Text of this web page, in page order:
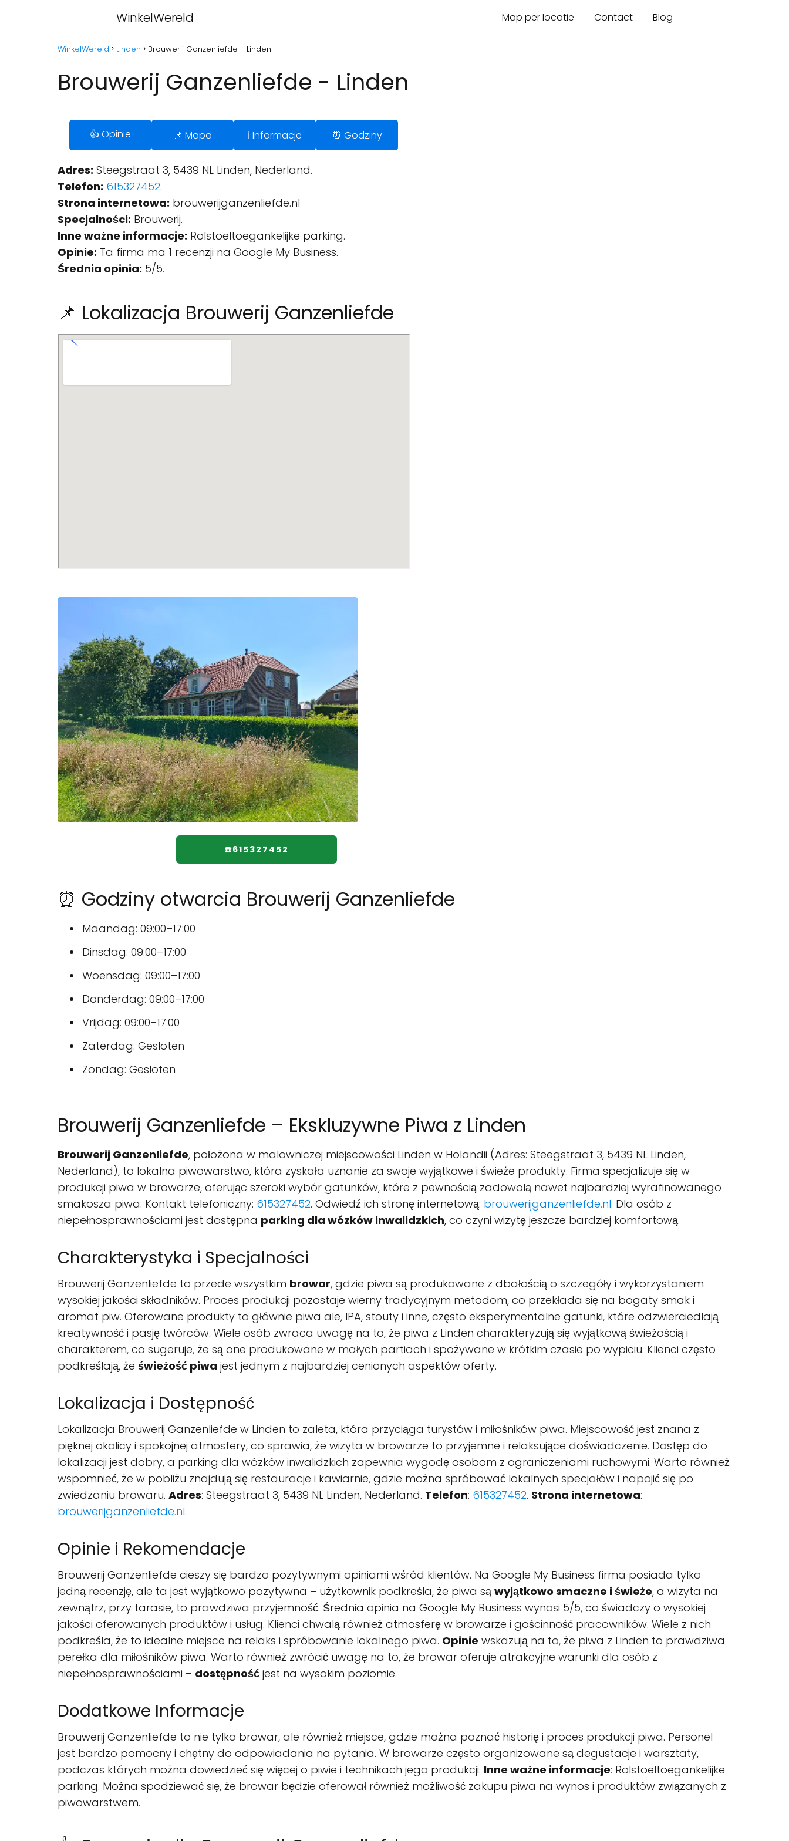
WinkelWereld Map per locatie Contact Blog
WinkelWereld Linden Brouwerij Ganzenliefde - Linden
Brouwerij Ganzenliefde - Linden
👍 Opinie 📌 Mapa ℹ️ Informacje ⏰ Godziny
Adres: Steegstraat 3, 5439 NL Linden, Nederland.
Telefon: 615327452.
Strona internetowa: brouwerijganzenliefde.nl
Specjalności: Brouwerij.
Inne ważne informacje: Rolstoeltoegankelijke parking.
Opinie: Ta firma ma 1 recenzji na Google My Business.
Średnia opinia: 5/5.
📌 Lokalizacja Brouwerij Ganzenliefde
☎️615327452
⏰ Godziny otwarcia Brouwerij Ganzenliefde
Maandag: 09:00–17:00
Dinsdag: 09:00–17:00
Woensdag: 09:00–17:00
Donderdag: 09:00–17:00
Vrijdag: 09:00–17:00
Zaterdag: Gesloten
Zondag: Gesloten
Brouwerij Ganzenliefde – Ekskluzywne Piwa z Linden
Brouwerij Ganzenliefde, położona w malowniczej miejscowości Linden w Holandii (Adres: Steegstraat 3, 5439 NL Linden,
Nederland), to lokalna piwowarstwo, która zyskała uznanie za swoje wyjątkowe i świeże produkty. Firma specjalizuje się w
produkcji piwa w browarze, oferując szeroki wybór gatunków, które z pewnością zadowolą nawet najbardziej wyrafinowanego
smakosza piwa. Kontakt telefoniczny: 615327452. Odwiedź ich stronę internetową: brouwerijganzenliefde.nl. Dla osób z
niepełnosprawnościami jest dostępna parking dla wózków inwalidzkich, co czyni wizytę jeszcze bardziej komfortową.
Charakterystyka i Specjalności
Brouwerij Ganzenliefde to przede wszystkim browar, gdzie piwa są produkowane z dbałością o szczegóły i wykorzystaniem
wysokiej jakości składników. Proces produkcji pozostaje wierny tradycyjnym metodom, co przekłada się na bogaty smak i
aromat piw. Oferowane produkty to głównie piwa ale, IPA, stouty i inne, często eksperymentalne gatunki, które odzwierciedlają
kreatywność i pasję twórców. Wiele osób zwraca uwagę na to, że piwa z Linden charakteryzują się wyjątkową świeżością i
charakterem, co sugeruje, że są one produkowane w małych partiach i spożywane w krótkim czasie po wypiciu. Klienci często
podkreślają, że świeżość piwa jest jednym z najbardziej cenionych aspektów oferty.
Lokalizacja i Dostępność
Lokalizacja Brouwerij Ganzenliefde w Linden to zaleta, która przyciąga turystów i miłośników piwa. Miejscowość jest znana z
pięknej okolicy i spokojnej atmosfery, co sprawia, że wizyta w browarze to przyjemne i relaksujące doświadczenie. Dostęp do
lokalizacji jest dobry, a parking dla wózków inwalidzkich zapewnia wygodę osobom z ograniczeniami ruchowymi. Warto również
wspomnieć, że w pobliżu znajdują się restauracje i kawiarnie, gdzie można spróbować lokalnych specjałów i napojić się po
zwiedzaniu browaru. Adres: Steegstraat 3, 5439 NL Linden, Nederland. Telefon: 615327452. Strona internetowa:
brouwerijganzenliefde.nl.
Opinie i Rekomendacje
Brouwerij Ganzenliefde cieszy się bardzo pozytywnymi opiniami wśród klientów. Na Google My Business firma posiada tylko
jedną recenzję, ale ta jest wyjątkowo pozytywna – użytkownik podkreśla, że piwa są wyjątkowo smaczne i świeże, a wizyta na
zewnątrz, przy tarasie, to prawdziwa przyjemność. Średnia opinia na Google My Business wynosi 5/5, co świadczy o wysokiej
jakości oferowanych produktów i usług. Klienci chwalą również atmosferę w browarze i gościnność pracowników. Wiele z nich
podkreśla, że to idealne miejsce na relaks i spróbowanie lokalnego piwa. Opinie wskazują na to, że piwa z Linden to prawdziwa
perełka dla miłośników piwa. Warto również zwrócić uwagę na to, że browar oferuje atrakcyjne warunki dla osób z
niepełnosprawnościami – dostępność jest na wysokim poziomie.
Dodatkowe Informacje
Brouwerij Ganzenliefde to nie tylko browar, ale również miejsce, gdzie można poznać historię i proces produkcji piwa. Personel
jest bardzo pomocny i chętny do odpowiadania na pytania. W browarze często organizowane są degustacje i warsztaty,
podczas których można dowiedzieć się więcej o piwie i technikach jego produkcji. Inne ważne informacje: Rolstoeltoegankelijke
parking. Można spodziewać się, że browar będzie oferował również możliwość zakupu piwa na wynos i produktów związanych z
piwowarstwem.